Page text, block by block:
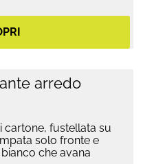
fustellata su
solo fronte e
che avana